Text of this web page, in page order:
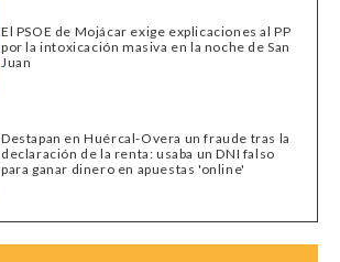
El PSOE de Mojácar exige explicaciones al PP
por la intoxicación masiva en la noche de San
Juan
Destapan en Huércal-Overa un fraude tras la
declaración de la renta: usaba un DNI falso
para ganar dinero en apuestas 'online'